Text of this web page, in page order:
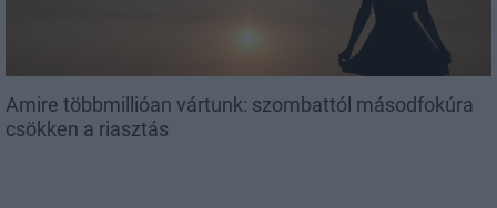
Amire többmillióan vártunk: szombattól másodfokúra
csökken a riasztás